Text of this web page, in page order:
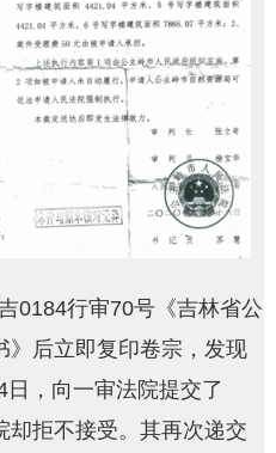
0184行审70号《吉林省公
》后立即复印卷宗，发现
，向一审法院提交了
却拒不接受。其再次递交